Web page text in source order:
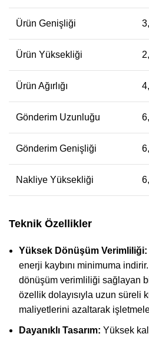
Ürün Genişliği
Ürün Yüksekliği
Ürün Ağırlığı
Gönderim Uzunluğu
Gönderim Genişliği
Nakliye Yüksekliği
Teknik Özellikler
Yüksek Dönüşüm Verimliliği:
enerji kaybını minimuma
dönüşüm verimliliği sağlayan
özellik dolayısıyla uzun süreli
maliyetlerini azaltarak
Dayanıklı Tasarım: Yüksek